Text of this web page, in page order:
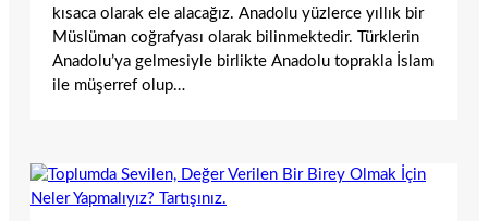
kısaca olarak ele alacağız. Anadolu yüzlerce yıllık bir
Müslüman coğrafyası olarak bilinmektedir. Türklerin
Anadolu’ya gelmesiyle birlikte Anadolu toprakla İslam
ile müşerref olup…